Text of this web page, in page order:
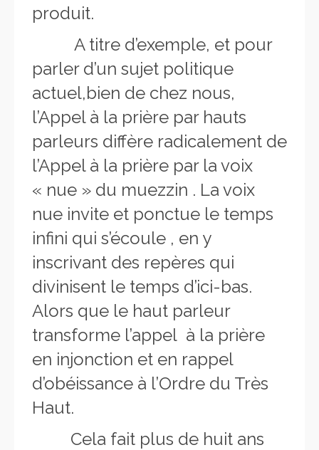
produit.
A titre d’exemple, et pour
parler d’un sujet politique
actuel,bien de chez nous,
l’Appel à la prière par hauts
parleurs diffère radicalement de
l’Appel à la prière par la voix
« nue » du muezzin . La voix
nue invite et ponctue le temps
infini qui s’écoule , en y
inscrivant des repères qui
divinisent le temps d’ici-bas.
Alors que le haut parleur
transforme l’appel à la prière
en injonction et en rappel
d’obéissance à l’Ordre du Très
Haut.
Cela fait plus de huit ans